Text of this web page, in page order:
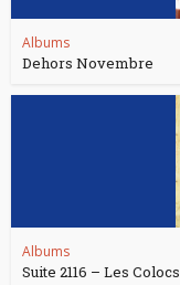
Albums
Dehors Novembre
Albums
Suite 2116 – Les Colocs